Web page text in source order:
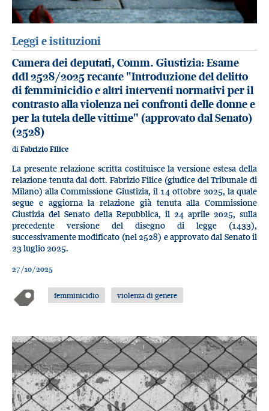
Leggi e istituzioni
Camera dei deputati, Comm. Giustizia: Esame
ddl 2528/2025 recante "Introduzione del delitto
di femminicidio e altri interventi normativi per il
contrasto alla violenza nei confronti delle donne e
per la tutela delle vittime" (approvato dal Senato)
(2528)
di Fabrizio Filice
La presente relazione scritta costituisce la versione estesa della
relazione tenuta dal dott. Fabrizio Filice (giudice del Tribunale di
Milano) alla Commissione Giustizia, il 14 ottobre 2025, la quale
segue e aggiorna la relazione già tenuta alla Commissione
Giustizia del Senato della Repubblica, il 24 aprile 2025, sulla
precedente versione del disegno di legge (1433),
successivamente modificato (nel 2528) e approvato dal Senato il
23 luglio 2025.
27/10/2025
femminicidio violenza di genere